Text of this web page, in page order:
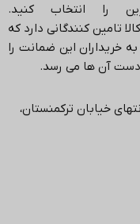
را انتخاب کنید.
تامین کنندگانی دارد که
خریداران این ضمانت را
دست آن ها می رسد.
خیابان ترکمنستان،